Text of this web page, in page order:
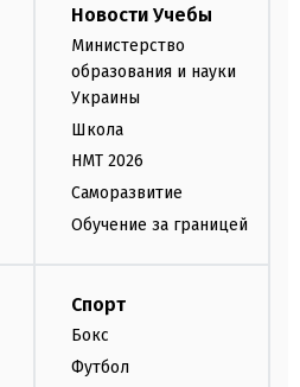
Новости Учебы
Министерство
образования и науки
Украины
Школа
НМТ 2026
Саморазвитие
Обучение за границей
Спорт
Бокс
Футбол